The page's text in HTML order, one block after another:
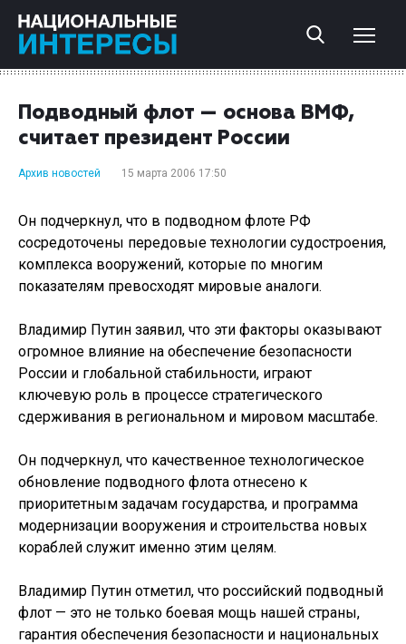
Подводный флот — основа ВМФ,
считает президент России
Архив новостей 15 марта 2006 17:50
Он подчеркнул, что в подводном флоте РФ
сосредоточены передовые технологии судостроения,
комплекса вооружений, которые по многим
показателям превосходят мировые аналоги.
Владимир Путин заявил, что эти факторы оказывают
огромное влияние на обеспечение безопасности
России и глобальной стабильности, играют
ключевую роль в процессе стратегического
сдерживания в региональном и мировом масштабе.
Он подчеркнул, что качественное технологическое
обновление подводного флота отнесено к
приоритетным задачам государства, и программа
модернизации вооружения и строительства новых
кораблей служит именно этим целям.
Владимир Путин отметил, что российский подводный
флот — это не только боевая мощь нашей страны,
гарантия обеспечения безопасности и национальных